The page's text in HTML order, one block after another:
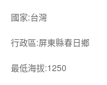
國家:台灣
行政區:屏東縣春日鄉
最低海拔:1250